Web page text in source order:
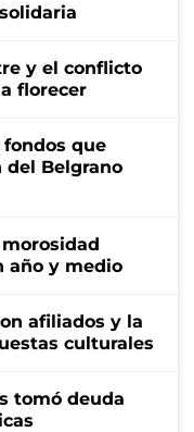
y el conflicto
florecer
que
del Belgrano
año y medio
afiliados y la
culturales
tomó deuda